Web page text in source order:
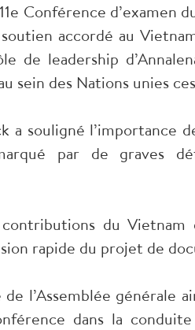
Conférence d’examen
accordé au
de leadership
sein des Nations unies
a souligné l’importance
par de graves
du
rapide du projet de
l’Assemblée générale
dans la